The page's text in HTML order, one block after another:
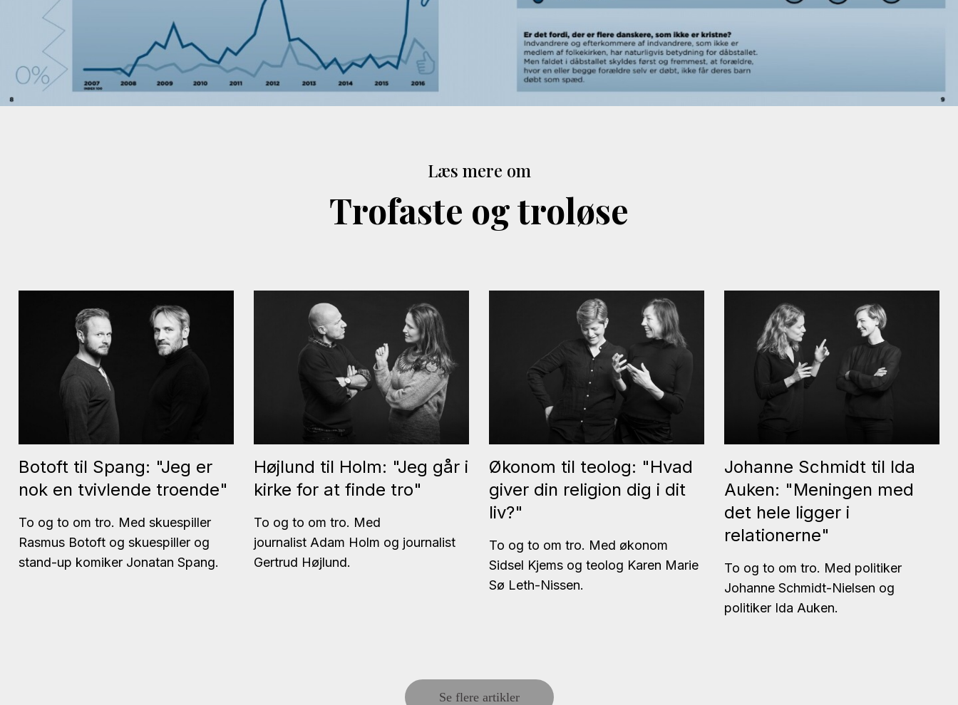
Læs mere om
Trofaste og troløse
Botoft til Spang: "Jeg er
nok en tvivlende troende"
To og to om tro. Med skuespiller
Rasmus Botoft og skuespiller og
stand-up komiker Jonatan Spang.
Højlund til Holm: "Jeg går i
kirke for at finde tro"
To og to om tro. Med
journalist Adam Holm og journalist
Gertrud Højlund.
Økonom til teolog: "Hvad
giver din religion dig i dit
liv?"
To og to om tro. Med økonom
Sidsel Kjems og teolog Karen Marie
Sø Leth-Nissen.
Johanne Schmidt til Ida
Auken: "Meningen med
det hele ligger i
relationerne"
To og to om tro. Med politiker
Johanne Schmidt-Nielsen og
politiker Ida Auken.
Se flere artikler